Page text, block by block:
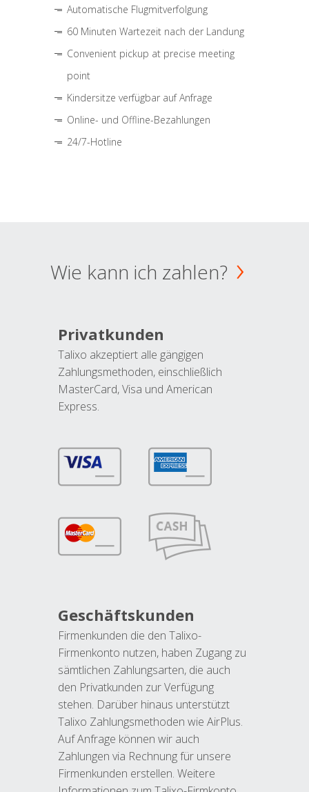
Automatische Flugmitverfolgung
60 Minuten Wartezeit nach der Landung
Convenient pickup at precise meeting
point
Kindersitze verfügbar auf Anfrage
Online- und Offline-Bezahlungen
24/7-Hotline
Wie kann ich zahlen?
Privatkunden
Talixo akzeptiert alle gängigen
Zahlungsmethoden, einschließlich
MasterCard, Visa und American
Express.
Geschäftskunden
Firmenkunden die den Talixo-
Firmenkonto nutzen, haben Zugang zu
sämtlichen Zahlungsarten, die auch
den Privatkunden zur Verfügung
stehen. Darüber hinaus unterstützt
Talixo Zahlungsmethoden wie AirPlus.
Auf Anfrage können wir auch
Zahlungen via Rechnung für unsere
Firmenkunden erstellen. Weitere